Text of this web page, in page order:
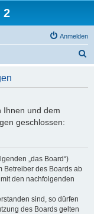
2
Anmelden
Ihnen und dem
geschlossen:
„das Board“)
Betreiber des Boards ab
den nachfolgenden
sind, so dürfen
des Boards gelten